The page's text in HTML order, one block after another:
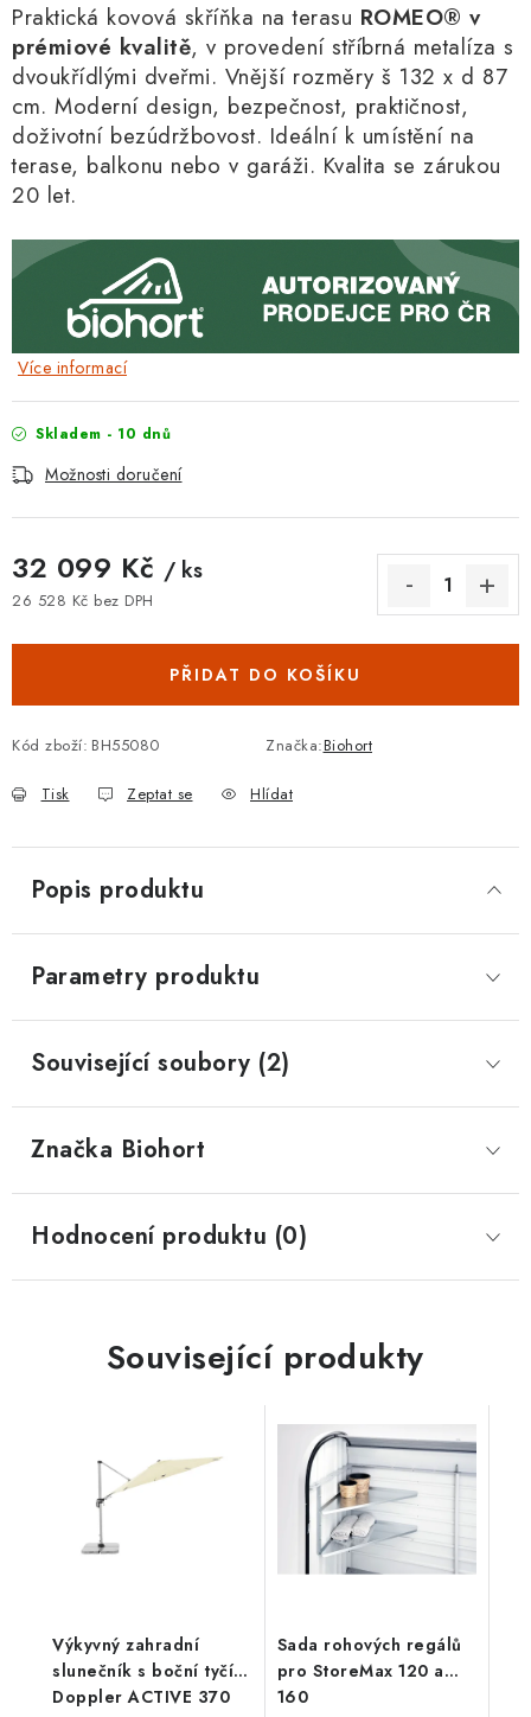
Praktická kovová skříňka na terasu ROMEO® v
prémiové kvalitě, v provedení stříbrná metalíza s
dvoukřídlými dveřmi. Vnější rozměry š 132 x d 87
cm. Moderní design, bezpečnost, praktičnost,
doživotní bezúdržbovost. Ideální k umístění na
terase, balkonu nebo v garáži. Kvalita se zárukou
20 let.
Více informací
Skladem - 10 dnů
Možnosti doručení
32 099 Kč / ks
26 528 Kč bez DPH
PŘIDAT DO KOŠÍKU
Kód zboží: BH55080 Značka:Biohort
Tisk Zeptat se Hlídat
Popis produktu
Parametry produktu
Související soubory (2)
Značka Biohort
Hodnocení produktu (0)
Související produkty
Výkyvný zahradní
slunečník s boční tyčí
Doppler ACTIVE 370
Sada rohových regálů
pro StoreMax 120 a
160